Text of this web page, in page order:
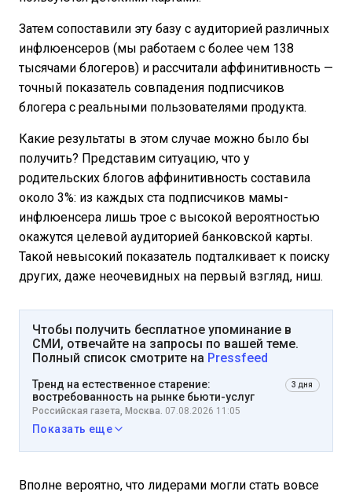
Затем сопоставили эту базу с аудиторией различных
инфлюенсеров (мы работаем с более чем 138
тысячами блогеров) и рассчитали аффинитивность —
точный показатель совпадения подписчиков
блогера с реальными пользователями продукта.
Какие результаты в этом случае можно было бы
получить? Представим ситуацию, что у
родительских блогов аффинитивность составила
около 3%: из каждых ста подписчиков мамы-
инфлюенсера лишь трое с высокой вероятностью
окажутся целевой аудиторией банковской карты.
Такой невысокий показатель подталкивает к поиску
других, даже неочевидных на первый взгляд, ниш.
Чтобы получить бесплатное упоминание в
СМИ, отвечайте на запросы по вашей теме.
Полный список смотрите на Pressfeed
Тренд на естественное старение:
востребованность на рынке бьюти-услуг
3 дня
Российская газета, Москва. 07.08.2026 11:05
Показать еще
Вполне вероятно, что лидерами могли стать вовсе